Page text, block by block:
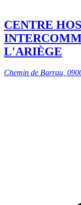
CENTRE
L'ARIÈGE
Chemin de Barrau,